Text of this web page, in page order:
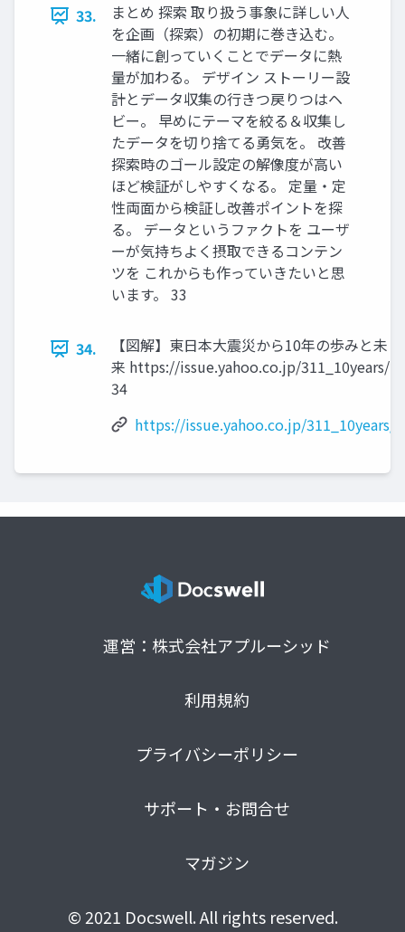
33.
まとめ 探索 取り扱う事象に詳しい⼈
を企画（探索）の初期に巻き込む。
⼀緒に創っていくことでデータに熱
量が加わる。 デザイン ストーリー設
計とデータ収集の⾏きつ戻りつはヘ
ビー。 早めにテーマを絞る＆収集し
たデータを切り捨てる勇気を。 改善
探索時のゴール設定の解像度が⾼い
ほど検証がしやすくなる。 定量・定
性両⾯から検証し改善ポイントを探
る。 データというファクトを ユーザ
ーが気持ちよく摂取できるコンテン
ツを これからも作っていきたいと思
います。 33
34.
【図解】東⽇本⼤震災から10年の歩みと未
来 https://issue.yahoo.co.jp/311_10years/
34
https://issue.yahoo.co.jp/311_10years/
運営：株式会社アプルーシッド
利用規約
プライバシーポリシー
サポート・お問合せ
マガジン
© 2021 Docswell. All rights reserved.